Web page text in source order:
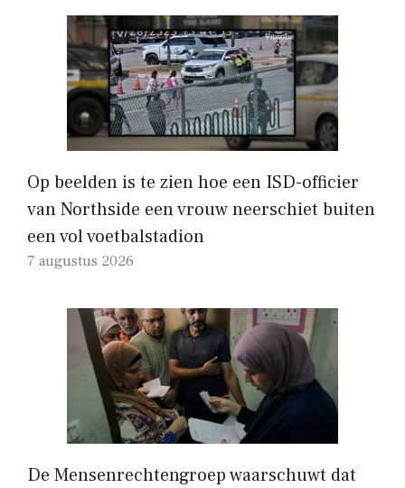
Op beelden is te zien hoe een ISD-officier
van Northside een vrouw neerschiet buiten
een vol voetbalstadion
7 augustus 2026
De Mensenrechtengroep waarschuwt dat